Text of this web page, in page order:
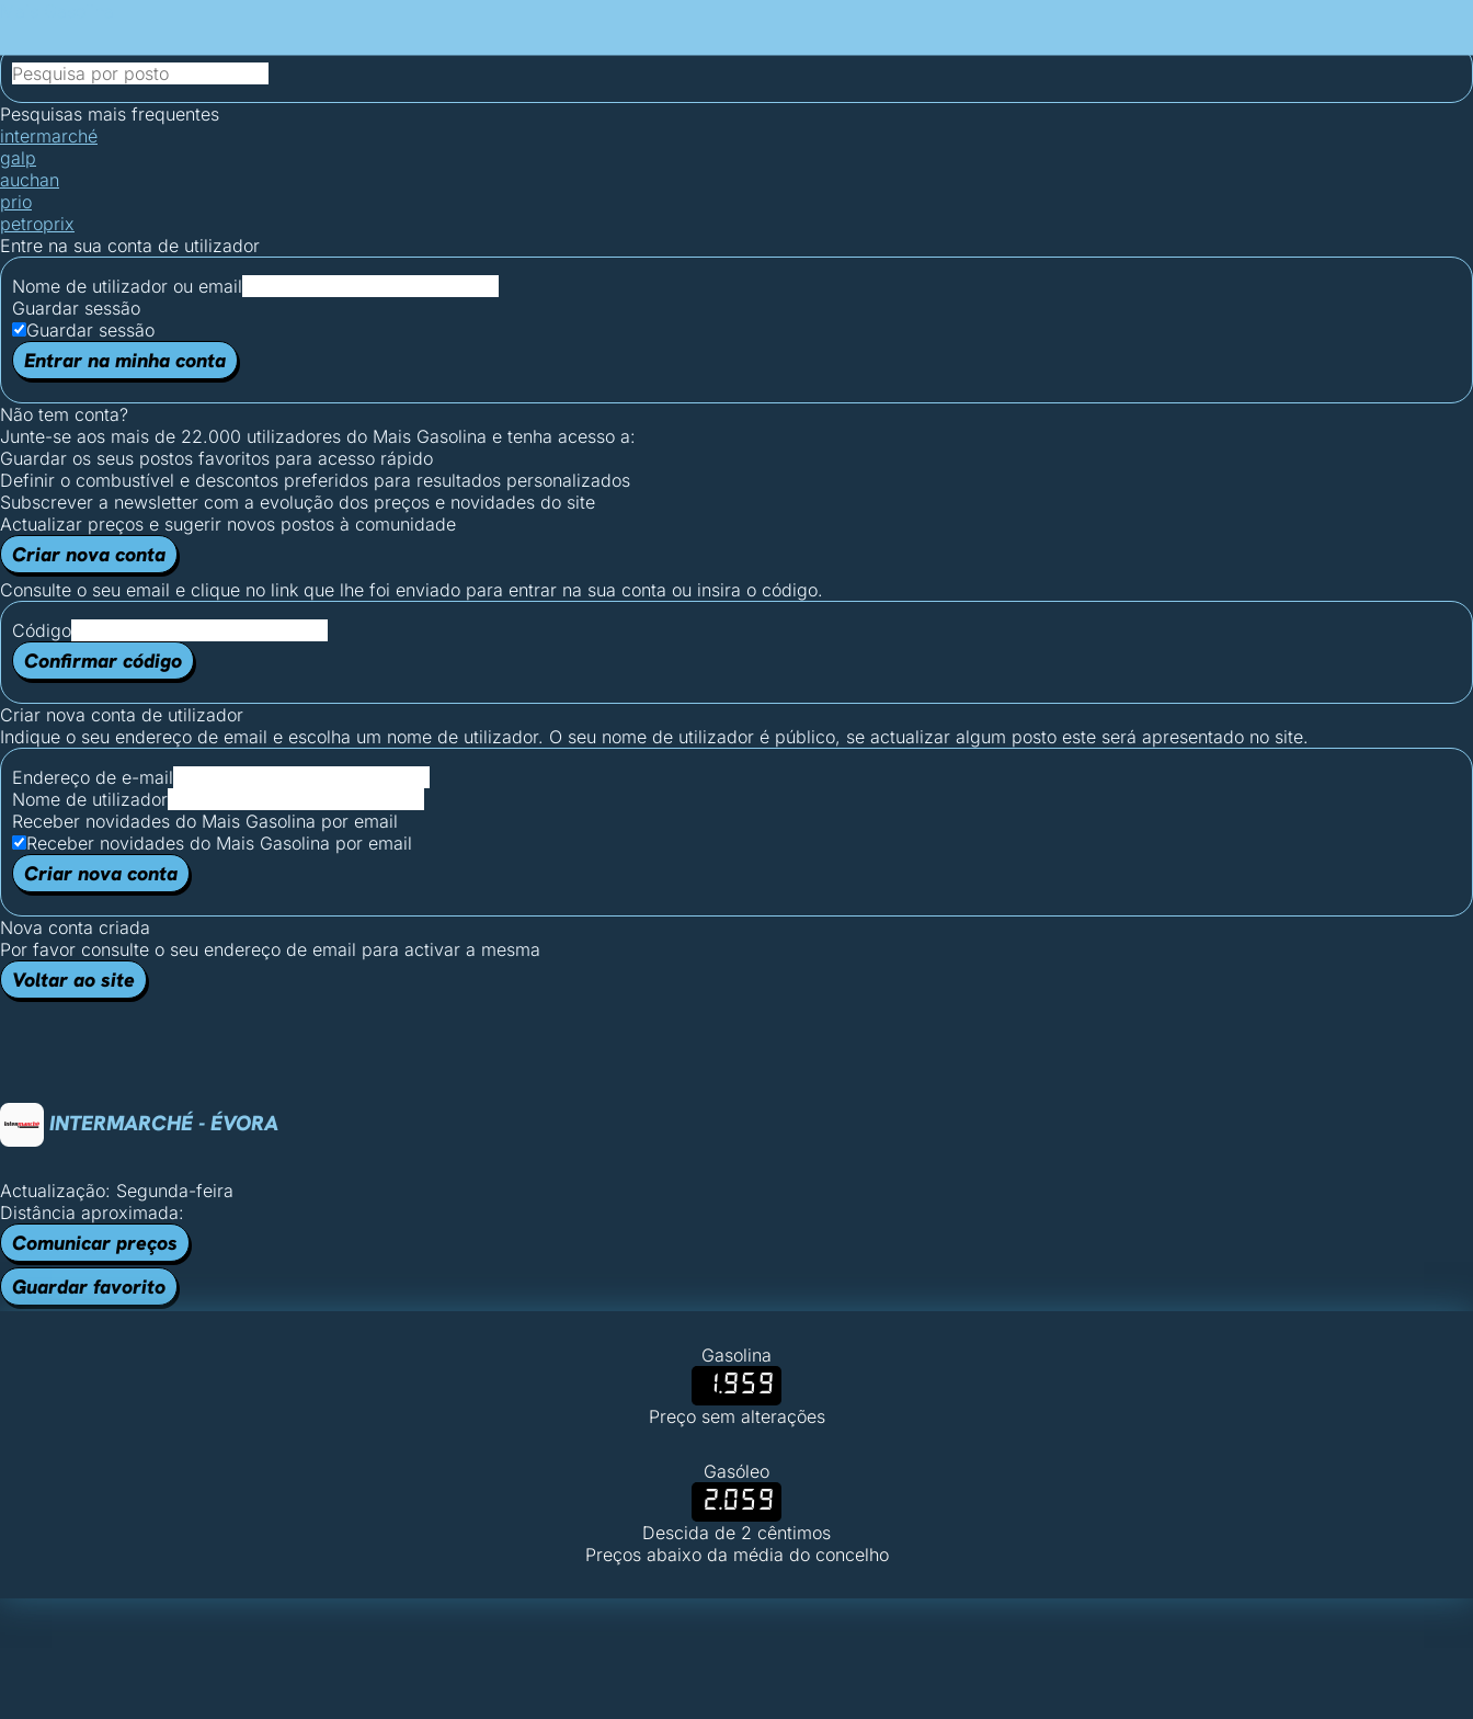
Pesquisas mais frequentes
intermarché
galp
auchan
prio
petroprix
Entre na sua conta de utilizador
Nome de utilizador ou email
Guardar sessão
Guardar sessão
Entrar na minha conta
Não tem conta?
Junte-se aos mais de 22.000 utilizadores do Mais Gasolina e tenha acesso a:
Guardar os seus postos favoritos para acesso rápido
Definir o combustível e descontos preferidos para resultados personalizados
Subscrever a newsletter com a evolução dos preços e novidades do site
Actualizar preços e sugerir novos postos à comunidade
Criar nova conta
Consulte o seu email e clique no link que lhe foi enviado para entrar na sua conta ou insira o código.
Código
Confirmar código
Criar nova conta de utilizador
Indique o seu endereço de email e escolha um nome de utilizador. O seu nome de utilizador é público, se actualizar algum posto este será apresentado no site.
Endereço de e-mail
Nome de utilizador
Receber novidades do Mais Gasolina por email
Receber novidades do Mais Gasolina por email
Criar nova conta
Nova conta criada
Por favor consulte o seu endereço de email para activar a mesma
Voltar ao site
INTERMARCHÉ - ÉVORA
Actualização: Segunda-feira
Distância aproximada:
Comunicar preços
Guardar favorito
Gasolina
1.959
Preço sem alterações
Gasóleo
2.059
Descida de 2 cêntimos
Preços abaixo da média do concelho